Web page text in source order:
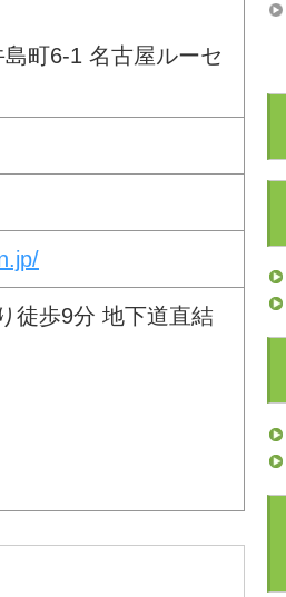
町6-1 名古屋ルーセ
徒歩9分 地下道直結